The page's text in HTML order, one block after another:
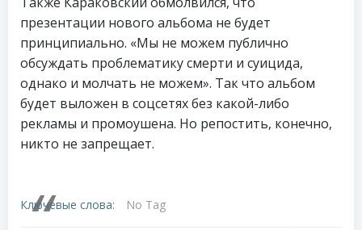
презентации нового альбома не будет
принципиально. «Мы не можем публично
обсуждать проблематику смерти и суицида,
однако и молчать не можем». Так что альбом
будет выложен в соцсетях без какой-либо
рекламы и промоушена. Но репостить, конечно,
никто не запрещает.
Ключевые слова: No Tag